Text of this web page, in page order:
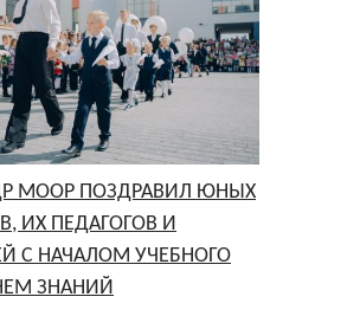
МООР ПОЗДРАВИЛ ЮНЫХ
ИХ ПЕДАГОГОВ И
С НАЧАЛОМ УЧЕБНОГО
ЗНАНИЙ